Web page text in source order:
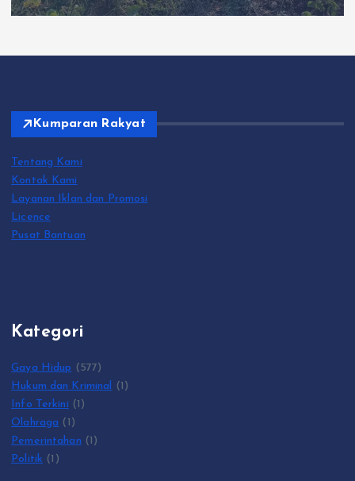
Kumparan Rakyat
Tentang Kami
Kontak Kami
Layanan Iklan dan Promosi
Licence
Pusat Bantuan
Kategori
Gaya Hidup (577)
Hukum dan Kriminal (1)
Info Terkini (1)
Olahraga (1)
Pemerintahan (1)
Politik (1)